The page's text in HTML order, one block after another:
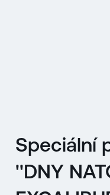
Speciální
''DNY